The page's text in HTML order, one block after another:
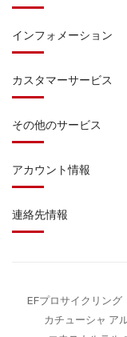
インフォメーション
カスタマーサービス
その他のサービス
アカウント情報
連絡先情報
EFプロサイクリング
カチューシャ ア